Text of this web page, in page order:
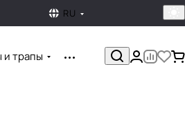
RU
трапы